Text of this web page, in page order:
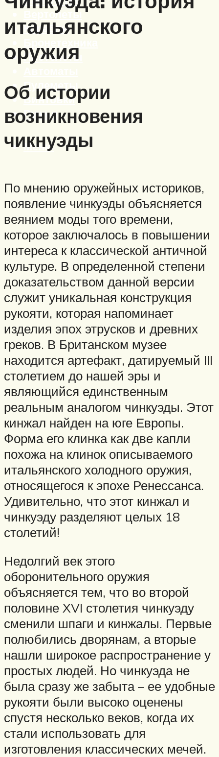
Вертолеты
Корабли
Пистолеты
Пулеметы
Винтовки
Ружья
Меню
итальянского
оружия
Об истории
возникновения
чикнуэды
По мнению оружейных историков,
появление чинкуэды объясняется
веянием моды того времени,
которое заключалось в повышении
интереса к классической античной
культуре. В определенной степени
доказательством данной версии
служит уникальная конструкция
рукояти, которая напоминает
изделия эпох этрусков и древних
греков. В Британском музее
находится артефакт, датируемый III
столетием до нашей эры и
являющийся единственным
реальным аналогом чинкуэды. Этот
кинжал найден на юге Европы.
Форма его клинка как две капли
похожа на клинок описываемого
итальянского холодного оружия,
относящегося к эпохе Ренессанса.
Удивительно, что этот кинжал и
чинкуэду разделяют целых 18
столетий!
Недолгий век этого
оборонительного оружия
объясняется тем, что во второй
половине XVI столетия чинкуэду
сменили шпаги и кинжалы. Первые
полюбились дворянам, а вторые
нашли широкое распространение у
простых людей. Но чинкуэда не
была сразу же забыта – ее удобные
рукояти были высоко оценены
спустя несколько веков, когда их
стали использовать для
изготовления классических мечей.